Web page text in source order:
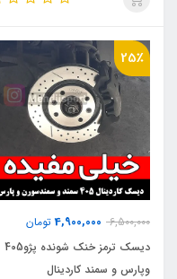
25٪
6,500,000
4,900,000تومان
دیسک ترمز خنک شونده پژو405
وپارس و سمند کاردینال